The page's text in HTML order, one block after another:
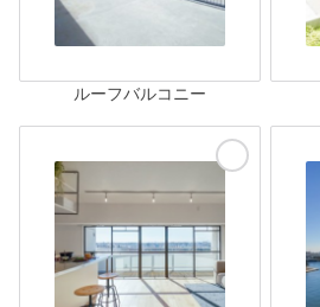
ルーフバルコニー